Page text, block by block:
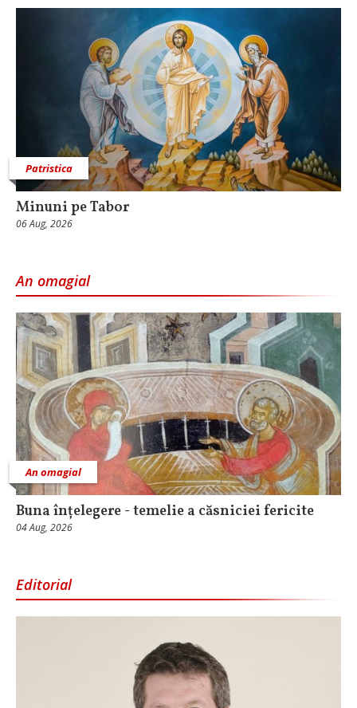
Patristica
Minuni pe Tabor
06 Aug, 2026
An omagial
An omagial
Buna înțelegere - temelie a căsniciei fericite
04 Aug, 2026
Editorial